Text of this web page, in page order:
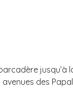
jusqu’à
avenues des